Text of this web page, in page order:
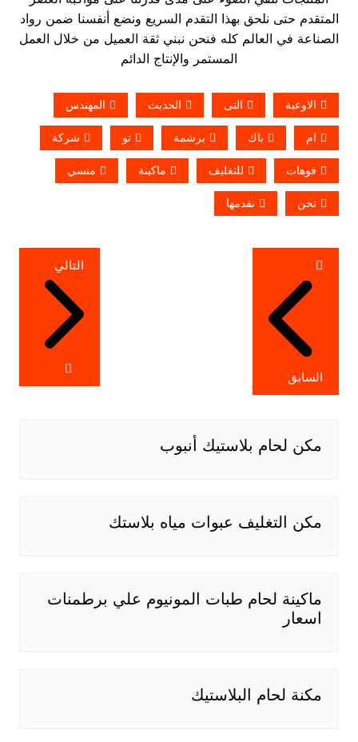
المتقدم حتى نلحق بهذا التقدم السريع ونضع أنفسنا ضمن رواد
الصناعة في العالم كله فنحن نبني ثقة العميل من خلال العمل
المستمر والإنتاج الدائم
الاوعية التى الحديث المهندس
ام باك برشمة تو شركة
فوهات للتغليف ماكينة منسي
نحن نقدمها
تصفّح
المقالات
السابق
التالي
مكن لحام بلاستيك أنبوب
مكن التغليف عبوات مياه بلاستك
ماكينة لحام طبات المونيوم علي برطمنات
اسعار
مكنة لحام البلاستيك